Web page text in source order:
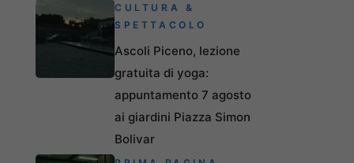
CULTURA &
SPETTACOLO
Ascoli Piceno, lezione
gratuita di yoga:
appuntamento 7 agosto
ai giardini Piazza Simon
Bolivar